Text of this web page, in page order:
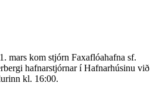
mars kom stjórn Faxaflóahafna sf.
hafnarstjórnar í Hafnarhúsinu við
kl. 16:00.